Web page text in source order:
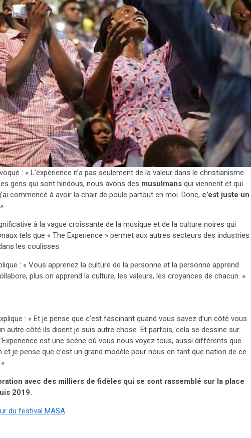
: « L’expérience n’a pas seulement de la valeur dans le christianisme
gens qui sont hindous, nous avons des musulmans qui viennent et qui
commencé à avoir la chair de poule partout en moi. Donc, c’est juste un
à la vague croissante de la musique et de la culture noires qui
tels que « The Experience » permet aux autres secteurs des industries
les coulisses.
: « Vous apprenez la culture de la personne et la personne apprend
plus on apprend la culture, les valeurs, les croyances de chacun. »
: « Et je pense que c’est fascinant quand vous savez d’un côté vous
autre côté ils disent je suis autre chose. Et parfois, cela se dessine sur
est une scène où vous nous voyez tous, aussi différents que
je pense que c’est un grand modèle pour nous en tant que nation de ce
avec des milliers de fidèles qui se sont rassemblé sur la place
2019.
du festival MASA